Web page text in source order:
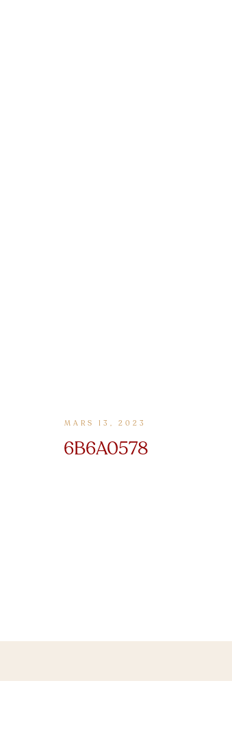
MARS 13, 2023
6B6A0578